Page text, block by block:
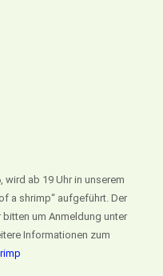
wird ab 19 Uhr in unserem
a shrimp“ aufgeführt. Der
um Anmeldung unter
Informationen zum